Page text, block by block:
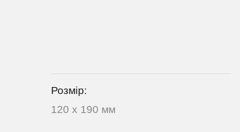
Розмір:
120 х 190 мм